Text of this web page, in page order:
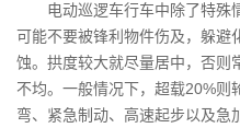
电动巡逻车行车中除了特殊
可能不要被锋利物件伤及，躲避
蚀。拱度较大就尽量居中，否则
不均。一般情况下，超载20%则
弯、紧急制动、高速起步以及急